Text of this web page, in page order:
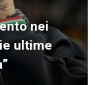
nei
ultime